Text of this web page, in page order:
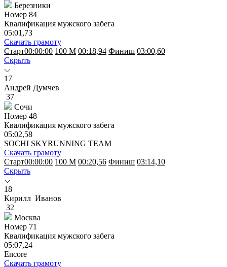
Березники
Номер 84
Квалификация мужского забега
05:01,73
Скачать грамоту
Старт00:00:00 100 M 00:18,94 Финиш 03:00,60
Скрыть
17
Андрей Думчев
37
Сочи
Номер 48
Квалификация мужского забега
05:02,58
SOCHI SKYRUNNING TEAM
Скачать грамоту
Старт00:00:00 100 M 00:20,56 Финиш 03:14,10
Скрыть
18
Кирилл Иванов
32
Москва
Номер 71
Квалификация мужского забега
05:07,24
Encore
Скачать грамоту